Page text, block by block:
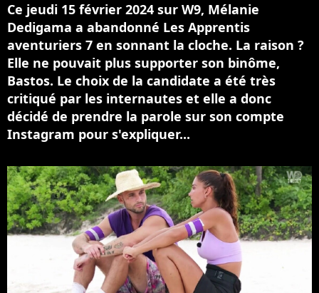
Ce jeudi 15 février 2024 sur W9, Mélanie
Dedigama a abandonné Les Apprentis
aventuriers 7 en sonnant la cloche. La raison ?
Elle ne pouvait plus supporter son binôme,
Bastos. Le choix de la candidate a été très
critiqué par les internautes et elle a donc
décidé de prendre la parole sur son compte
Instagram pour s'expliquer...